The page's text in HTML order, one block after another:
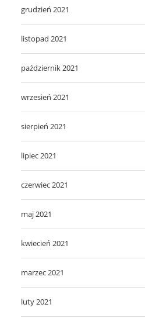
grudzień 2021
listopad 2021
październik 2021
wrzesień 2021
sierpień 2021
lipiec 2021
czerwiec 2021
maj 2021
kwiecień 2021
marzec 2021
luty 2021